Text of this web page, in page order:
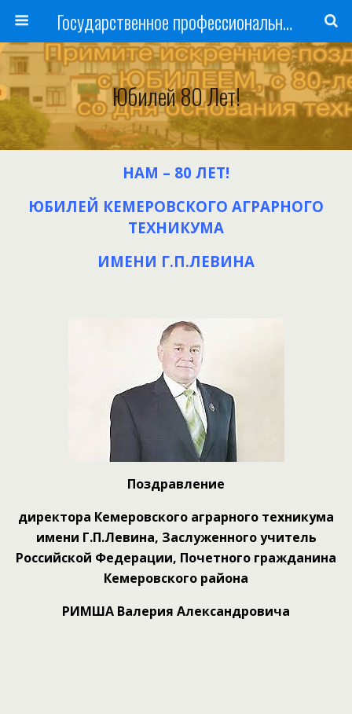
Государственное профессиональное образовательное учреждение
Юбилей 80 Лет!
НАМ – 80 ЛЕТ!
ЮБИЛЕЙ КЕМЕРОВСКОГО АГРАРНОГО
ТЕХНИКУМА
ИМЕНИ Г.П.ЛЕВИНА
Поздравление
директора Кемеровского аграрного техникума
имени Г.П.Левина, Заслуженного учитель
Российской Федерации, Почетного гражданина
Кемеровского района
РИМША Валерия Александровича